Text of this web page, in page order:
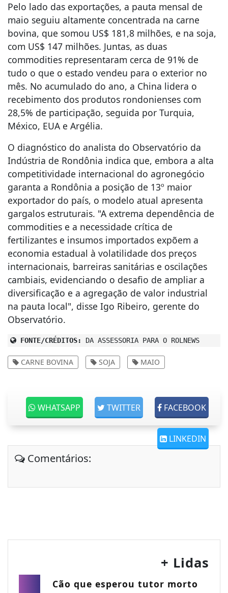
Pelo lado das exportações, a pauta mensal de
maio seguiu altamente concentrada na carne
bovina, que somou US$ 181,8 milhões, e na soja,
com US$ 147 milhões. Juntas, as duas
commodities representaram cerca de 91% de
tudo o que o estado vendeu para o exterior no
mês. No acumulado do ano, a China lidera o
recebimento dos produtos rondonienses com
28,5% de participação, seguida por Turquia,
México, EUA e Argélia.
O diagnóstico do analista do Observatório da
Indústria de Rondônia indica que, embora a alta
competitividade internacional do agronegócio
garanta a Rondônia a posição de 13º maior
exportador do país, o modelo atual apresenta
gargalos estruturais. "A extrema dependência de
commodities e a necessidade crítica de
fertilizantes e insumos importados expõem a
economia estadual à volatilidade dos preços
internacionais, barreiras sanitárias e oscilações
cambiais, evidenciando o desafio de ampliar a
diversificação e a agregação de valor industrial
na pauta local", disse Igo Ribeiro, gerente do
Observatório.
FONTE/CRÉDITOS: DA ASSESSORIA PARA O ROLNEWS
CARNE BOVINA SOJA MAIO
FACEBOOK
TWITTER
WHATSAPP
LINKEDIN
Comentários:
+ Lidas
Cão que esperou tutor morto